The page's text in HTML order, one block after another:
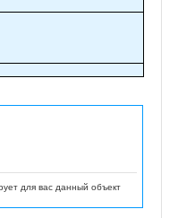
для вас данный объект